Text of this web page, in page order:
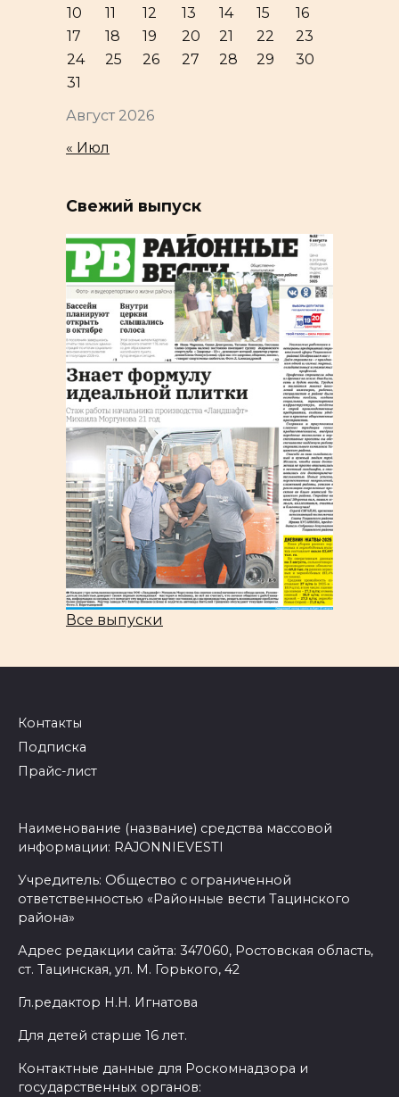
Август 2026
10
11 12 13 14 15
16
17
18 19 20 21 22
23
24
25 26 27 28 29
30
31
« Июл
Свежий выпуск
Все выпуски
Контакты
Подписка
Прайс-лист
Наименование (название) средства массовой
информации: RAJONNIEVESTI
Учредитель: Общество с ограниченной
ответственностью «Районные вести Тацинского
района»
Адрес редакции сайта: 347060, Ростовская область,
ст. Тацинская, ул. М. Горького, 42
Гл.редактор Н.Н. Игнатова
Для детей старше 16 лет.
Контактные данные для Роскомнадзора и
государственных органов: